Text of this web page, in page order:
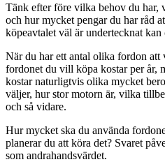
Tänk efter före vilka behov du har,
och hur mycket pengar du har råd
köpeavtalet väl är undertecknat kan
När du har ett antal olika fordon att
fordonet du vill köpa kostar per år,
kostar naturligtvis olika mycket
väljer, hur stor motorn är, vilka
och så vidare.
Hur mycket ska du använda
planerar du att köra det? Svaret
som andrahandsvärdet.